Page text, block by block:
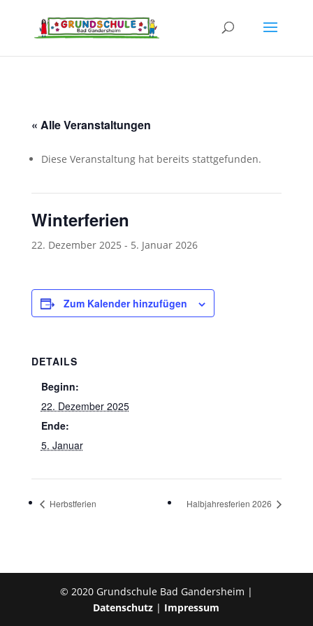
« Alle Veranstaltungen
Diese Veranstaltung hat bereits stattgefunden.
Winterferien
22. Dezember 2025 - 5. Januar 2026
Zum Kalender hinzufügen
DETAILS
Beginn:
22. Dezember 2025
Ende:
5. Januar
Herbstferien Halbjahresferien 2026
© 2020 Grundschule Bad Gandersheim |
Datenschutz | Impressum